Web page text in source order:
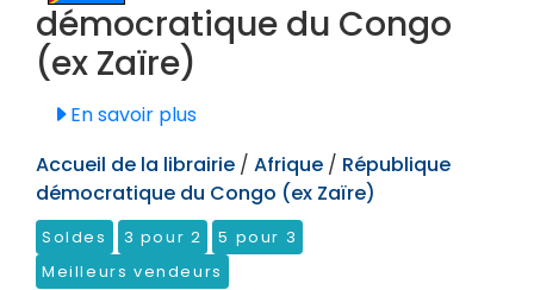
démocratique du Congo
(ex Zaïre)
En savoir plus
Accueil de la librairie / Afrique / République
démocratique du Congo (ex Zaïre)
Soldes 3 pour 2
5 pour 3
Meilleurs vendeurs